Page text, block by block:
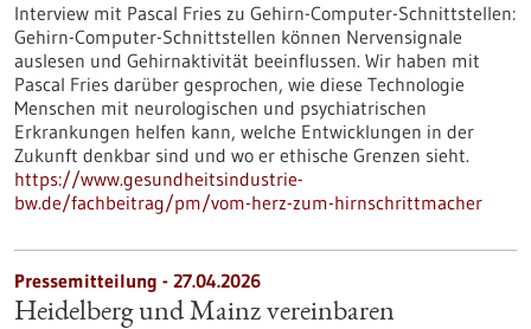
Interview mit Pascal Fries zu Gehirn-Computer-Schnittstellen:
Gehirn-Computer-Schnittstellen können Nervensignale
auslesen und Gehirnaktivität beeinflussen. Wir haben mit
Pascal Fries darüber gesprochen, wie diese Technologie
Menschen mit neurologischen und psychiatrischen
Erkrankungen helfen kann, welche Entwicklungen in der
Zukunft denkbar sind und wo er ethische Grenzen sieht.
https://www.gesundheitsindustrie-
bw.de/fachbeitrag/pm/vom-herz-zum-hirnschrittmacher
Pressemitteilung - 27.04.2026
Heidelberg und Mainz vereinbaren